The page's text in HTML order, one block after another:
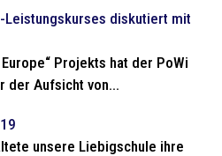
diskutiert mit
Projekts hat der PoWi
der Aufsicht von...
unsere Liebigschule ihre